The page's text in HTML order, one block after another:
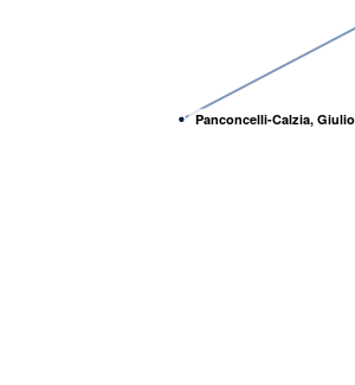
Panconcelli-Calzia, Giulio